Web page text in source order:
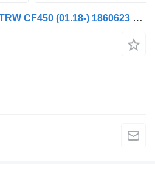
Direction assistée DAF,TRW CF450 (01.18-) 1860623 1861581 pour tracteur routier DAF CF450, CF460 (2017-)